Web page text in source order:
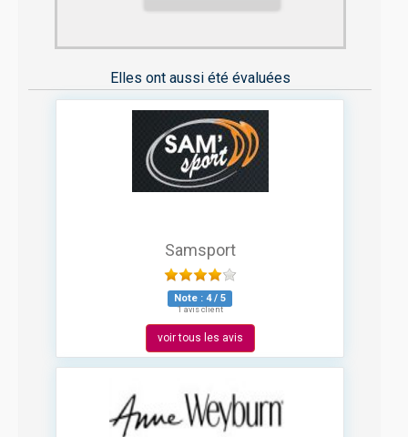
Elles ont aussi été évaluées
Samsport
Note : 4/ 5
1 avis client
voir tous les avis